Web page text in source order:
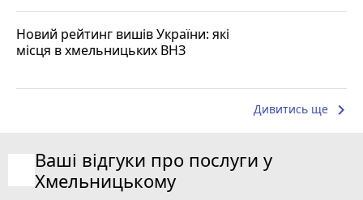
Новий рейтинг вишів України: які
місця в хмельницьких ВНЗ
Дивитись ще keyboard_arrow_right
Ваші відгуки про послуги у
Хмельницькому